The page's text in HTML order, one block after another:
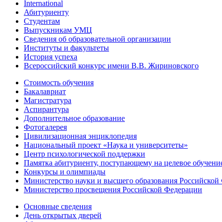
International
Абитуриенту
Студентам
Выпускникам УМЦ
Сведения об образовательной организации
Институты и факультеты
История успеха
Всероссийский конкурс имени В.В. Жириновского
Стоимость обучения
Бакалавриат
Магистратура
Аспирантура
Дополнительное образование
Фотогалерея
Цивилизационная энциклопедия
Национальный проект «Наука и университеты»
Центр психологической поддержки
Памятка абитуриенту, поступающему на целевое
Конкурсы и олимпиады
Министерство науки и высшего образования
Министерство просвещения Российской Федерации
Основные сведения
День открытых дверей